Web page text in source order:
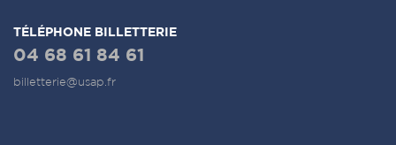
TÉLÉPHONE BILLETTERIE
04 68 61 84 61
billetterie@usap.fr